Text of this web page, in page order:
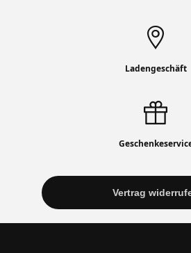
Ladengeschäft
Vertrag